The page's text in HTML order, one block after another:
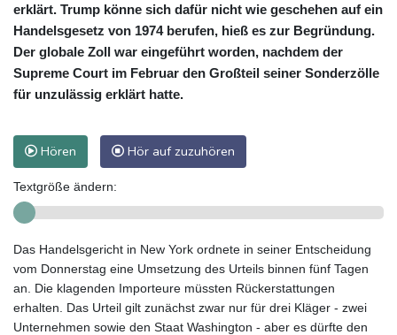
erklärt. Trump könne sich dafür nicht wie geschehen auf ein
Handelsgesetz von 1974 berufen, hieß es zur Begründung.
Der globale Zoll war eingeführt worden, nachdem der
Supreme Court im Februar den Großteil seiner Sonderzölle
für unzulässig erklärt hatte.
Hören Hör auf zuzuhören
Textgröße ändern:
Das Handelsgericht in New York ordnete in seiner Entscheidung
vom Donnerstag eine Umsetzung des Urteils binnen fünf Tagen
an. Die klagenden Importeure müssten Rückerstattungen
erhalten. Das Urteil gilt zunächst zwar nur für drei Kläger - zwei
Unternehmen sowie den Staat Washington - aber es dürfte den